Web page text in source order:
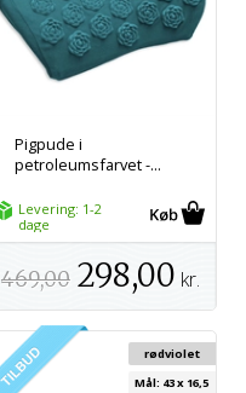
Pigpude i
petroleumsfarvet -...
Levering: 1-2
dage
469,00 298,00 kr.
rødviolet
Mål: 43 x 16,5